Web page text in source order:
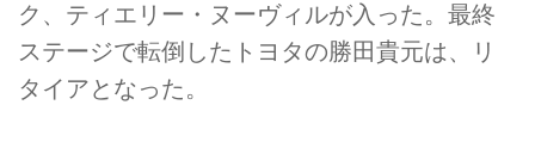
ク、ティエリー・ヌーヴィルが入った。最終
ステージで転倒したトヨタの勝田貴元は、リ
タイアとなった。